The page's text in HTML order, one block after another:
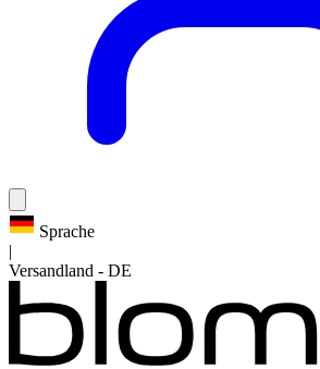
Sprache
|
Versandland - DE